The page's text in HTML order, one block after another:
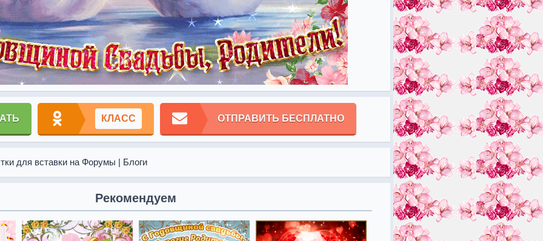
КЛАСС ОТПРАВИТЬ БЕСПЛАТНО
для вставки на Форумы | Блоги
Рекомендуем